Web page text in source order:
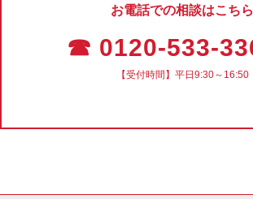
お電話での相談はこちら
☎ 0120-533-
【受付時間】平日9:30～16:50